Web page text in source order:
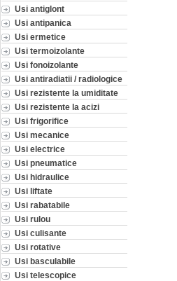
Usi antiglont
Usi antipanica
Usi ermetice
Usi termoizolante
Usi fonoizolante
Usi antiradiatii / radiologice
Usi rezistente la umiditate
Usi rezistente la acizi
Usi frigorifice
Usi mecanice
Usi electrice
Usi pneumatice
Usi hidraulice
Usi liftate
Usi rabatabile
Usi rulou
Usi culisante
Usi rotative
Usi basculabile
Usi telescopice